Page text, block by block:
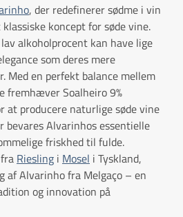
, der redefinerer sødme i vin
koncept for søde vine.
alkoholprocent kan have lige
som deres mere
Med en perfekt balance mellem
fremhæver Soalheiro 9%
at producere naturlige søde vine
bevares Alvarinhos essentielle
friskhed til fulde.
Riesling i Mosel i Tyskland,
Alvarinho fra Melgaço – en
og innovation på